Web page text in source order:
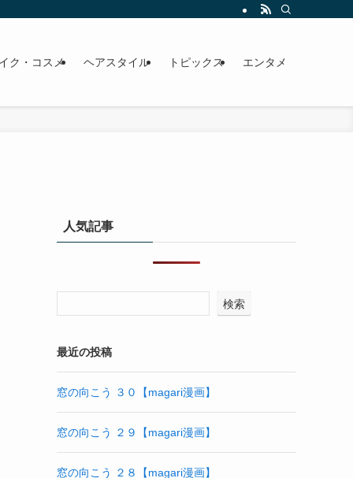
ク・コスメ ヘアスタイル トピックス エンタメ
人気記事
検索
最近の投稿
窓の向こう ３０【magari漫画】
窓の向こう ２９【magari漫画】
窓の向こう ２８【magari漫画】